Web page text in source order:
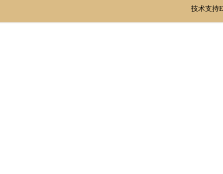
技术支持